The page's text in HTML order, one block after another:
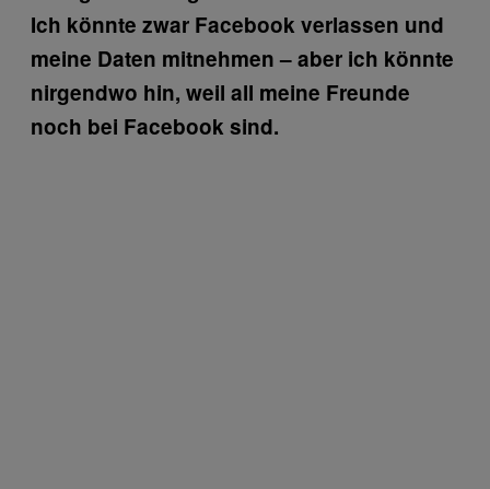
Ich könnte zwar Facebook verlassen und
meine Daten mitnehmen – aber ich könnte
nirgendwo hin, weil all meine Freunde
noch bei Facebook sind.